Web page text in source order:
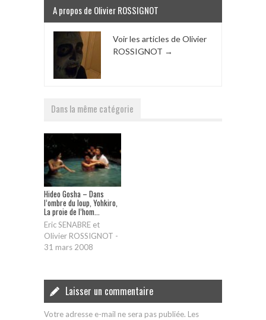
A propos de Olivier ROSSIGNOT
Voir les articles de Olivier
ROSSIGNOT →
Dans la même catégorie
Hideo Gosha – Dans
l’ombre du loup, Yohkiro,
La proie de l’hom...
Eric SENABRE et
Olivier ROSSIGNOT -
31 mars 2008
Laisser un commentaire
Votre adresse e-mail ne sera pas publiée. Les